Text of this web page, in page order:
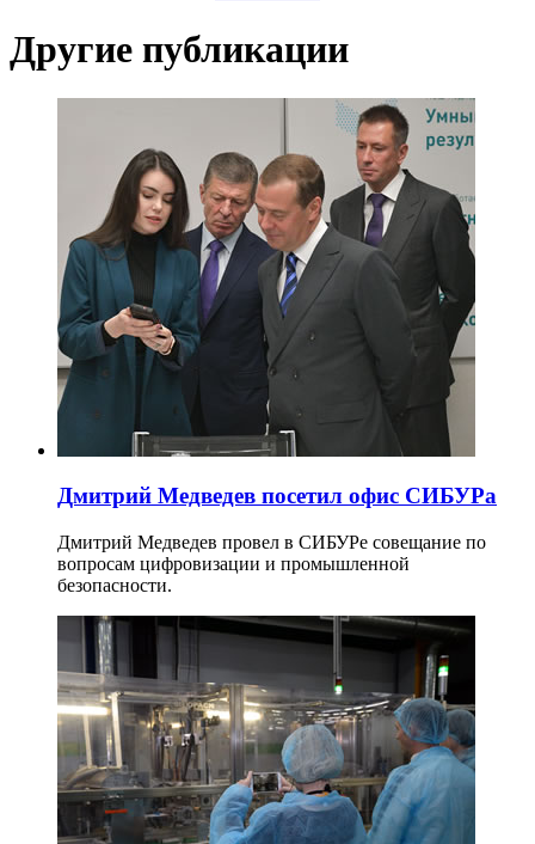
Другие публикации
Дмитрий Медведев посетил офис СИБУРа
Дмитрий Медведев провел в СИБУРе совещание по
вопросам цифровизации и промышленной
безопасности.